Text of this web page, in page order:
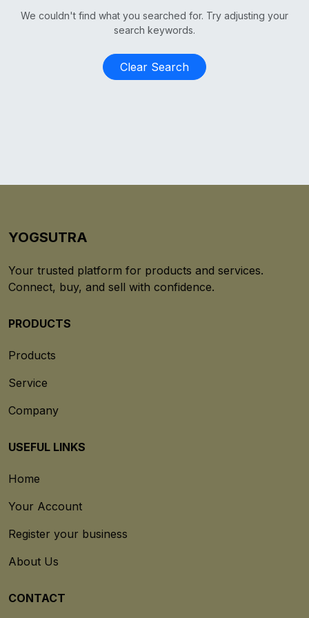
We couldn't find what you searched for. Try adjusting your
search keywords.
Clear Search
YOGSUTRA
Your trusted platform for products and services.
Connect, buy, and sell with confidence.
PRODUCTS
Products
Service
Company
USEFUL LINKS
Home
Your Account
Register your business
About Us
CONTACT